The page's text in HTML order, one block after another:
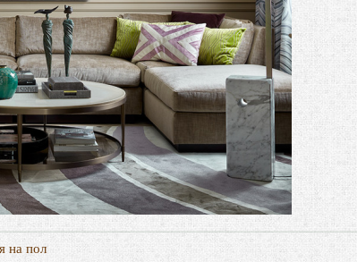
на пол